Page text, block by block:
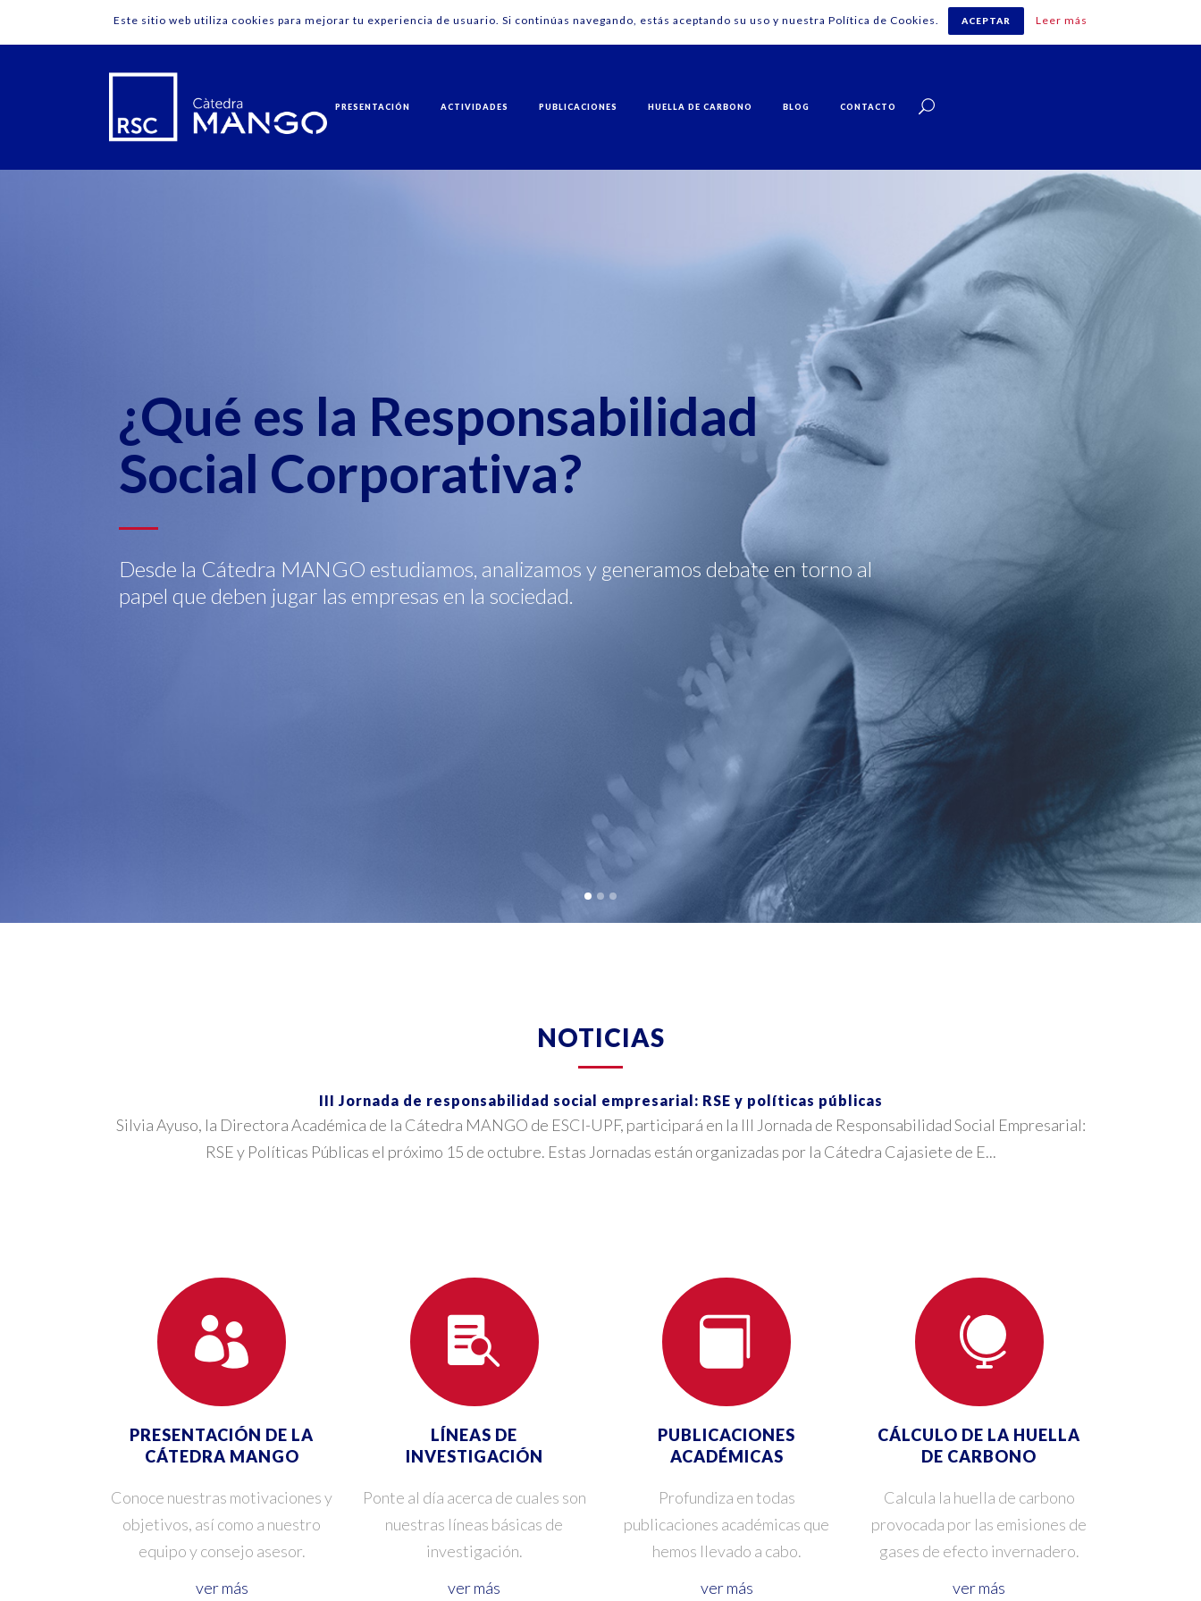
Español
PRESENTACIÓN ACTIVIDADES PUBLICACIONES HUELLA DE CARBONO BLOG CONTACTO
¿Qué es la Responsabilidad
Social Corporativa?
Desde la Cátedra MANGO estudiamos, analizamos y generamos debate en torno al
papel que deben jugar las empresas en la sociedad.
NOTICIAS
III Jornada de responsabilidad social empresarial: RSE y políticas públicas
Silvia Ayuso, la Directora Académica de la Cátedra MANGO de ESCI-UPF, participará en la III Jornada de Responsabilidad Social Empresarial:
RSE y Políticas Públicas el próximo 15 de octubre. Estas Jornadas están organizadas por la Cátedra Cajasiete de E...
PRESENTACIÓN DE LA
CÁTEDRA MANGO
Conoce nuestras motivaciones y
objetivos, así como a nuestro
equipo y consejo asesor.
ver más
LÍNEAS DE
INVESTIGACIÓN
Ponte al día acerca de cuales son
nuestras líneas básicas de
investigación.
ver más
PUBLICACIONES
ACADÉMICAS
Profundiza en todas
publicaciones académicas que
hemos llevado a cabo.
ver más
CÁLCULO DE LA HUELLA
DE CARBONO
Calcula la huella de carbono
provocada por las emisiones de
gases de efecto invernadero.
ver más
Este sitio web utiliza cookies para mejorar tu experiencia de usuario. Si continúas navegando, estás aceptando su uso y nuestra Política de Cookies. ACEPTAR Leer más